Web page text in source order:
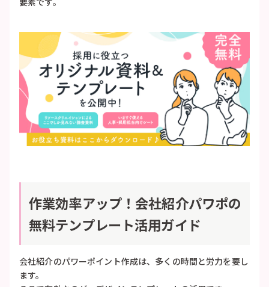
作業効率アップ！会社紹介パワポの
無料テンプレート活用ガイド
会社紹介のパワーポイント作成は、多くの時間と労力を要し
ます。